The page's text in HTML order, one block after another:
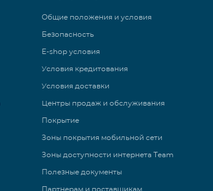
Общие положения и условия
Безопасность
E-shop условия
Условия кредитования
Условия доставки
Центры продаж и обслуживания
Покрытие
Зоны покрытия мобильной сети
Зоны доступности интернета Team
Полезные документы
Партнерам и поставщикам